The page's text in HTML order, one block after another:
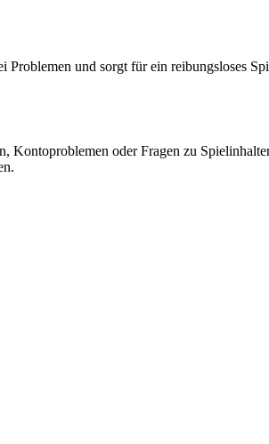
und sorgt für ein reibungsloses
oder Fragen zu